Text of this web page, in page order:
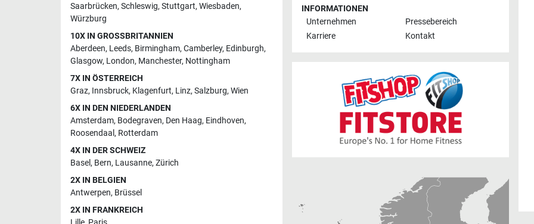
Saarbrücken, Schleswig, Stuttgart, Wiesbaden,
Würzburg
10X IN GROSSBRITANNIEN
Aberdeen, Leeds, Birmingham, Camberley, Edinburgh,
Glasgow, London, Manchester, Nottingham
7X IN ÖSTERREICH
Graz, Innsbruck, Klagenfurt, Linz, Salzburg, Wien
6X IN DEN NIEDERLANDEN
Amsterdam, Bodegraven, Den Haag, Eindhoven,
Roosendaal , Rotterdam
4X IN DER SCHWEIZ
Basel, Bern, Lausanne, Zürich
2X IN BELGIEN
Antwerpen, Brüssel
2X IN FRANKREICH
INFORMATIONEN
Unternehmen
Pressebereich
Karriere
Kontakt